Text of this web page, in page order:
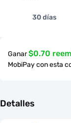
30 días
Ganar$0.70
MobiPay con esta
Detalles